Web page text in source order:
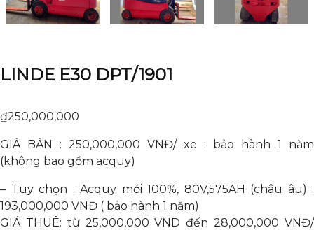
LINDE E30 DPT/1901
₫250,000,000
GIÁ BÁN : 250,000,000 VNĐ/ xe ; bảo hành 1 năm
(không bao gồm acquy)
– Tuy chọn : Acquy mới 100%, 80V,575AH (châu âu) :
193,000,000 VNĐ ( bảo hành 1 năm)
GIÁ THUÊ: từ 25,000,000 VND đến 28,000,000 VNĐ/